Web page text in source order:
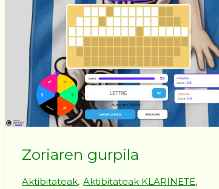
Zoriaren gurpila
Aktibitateak,Aktibitateak KLARINETE,